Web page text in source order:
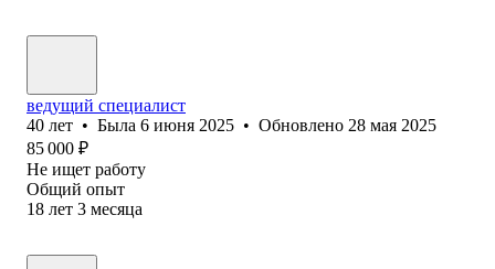
ведущий специалист
40 лет • Была 6 июня 2025 • Обновлено 28 мая 2025
85 000 ₽
Не ищет работу
Общий опыт
18 лет 3 месяца